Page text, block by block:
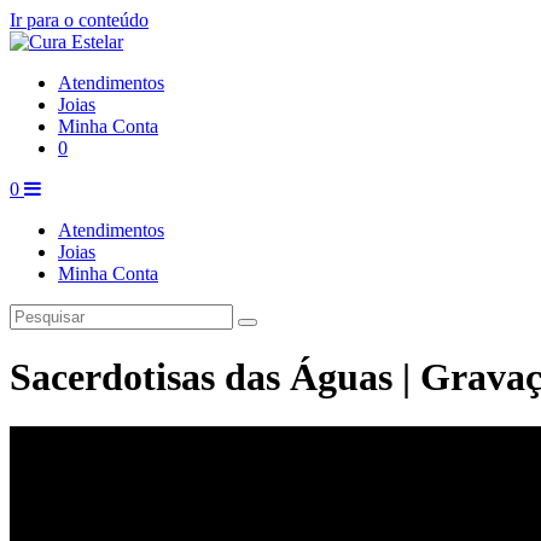
Ir para o conteúdo
Atendimentos
Joias
Minha Conta
0
0
Atendimentos
Joias
Minha Conta
Sacerdotisas das Águas |